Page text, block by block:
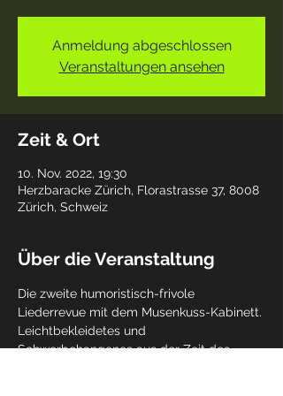
Anmeldung abgeschlossen
Veranstaltungen ansehen
Zeit & Ort
10. Nov. 2022, 19:30
Herzbaracke Zürich, Florastrasse 37, 8008
Zürich, Schweiz
Über die Veranstaltung
Die zweite humoristisch-frivole
Liederrevue mit dem Musenkuss-Kabinett.
Leichtbekleidetes und
Schwerbehangenes aus der Zeit des